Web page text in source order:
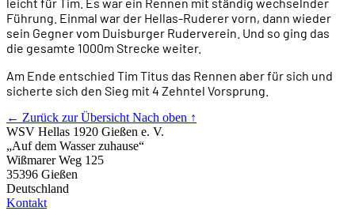
Führung. Einmal war der Hellas-Ruderer vorn, dann wieder
sein Gegner vom Duisburger Ruderverein. Und so ging das
die gesamte 1000m Strecke weiter.
Am Ende entschied Tim Titus das Rennen aber für sich und
sicherte sich den Sieg mit 4 Zehntel Vorsprung.
← Zurück zur Übersicht Nach oben ↑
WSV Hellas 1920 Gießen e. V.
„Auf dem Wasser zuhause“
Wißmarer Weg 125
35396 Gießen
Deutschland
Kontakt